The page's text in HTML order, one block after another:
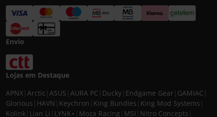
Envio
Lojas em Destaque
APNX Arctic ASUS AURA PC Ducky Endgame Gear GAMIAC
Glorious HAVN Keychron King Bundles King Mod Systems
Kolink Lian Li LYNK+ Moza Racing MSI Nitro Concepts